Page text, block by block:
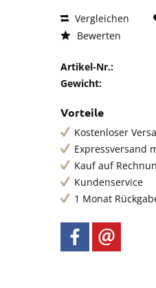
Vergleichen
Bewerten
Artikel-Nr.:
Gewicht:
Vorteile
Kostenloser
Expressversand
Kauf auf
Kundenservice
1 Monat